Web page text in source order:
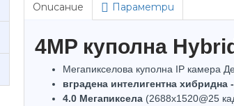
Описание Параметри
4MP куполна
Мегапикселова куполна IP камера
вградена интелигентна
4.0 Мегапиксела (2688x1520@25